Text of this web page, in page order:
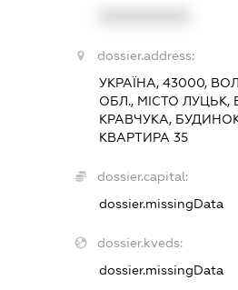
dossier.address:
УКРАЇНА, 43000,
ОБЛ., МІСТО ЛУЦЬК,
КРАВЧУКА,
КВАРТИРА 35
dossier.capital:
dossier.missingData
dossier.kveds:
dossier.missingData